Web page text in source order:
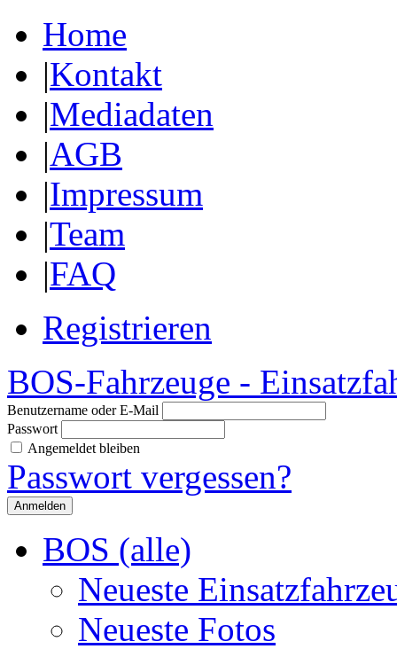
Home
|Kontakt
|Mediadaten
|AGB
|Impressum
|Team
|FAQ
Registrieren
BOS-Fahrzeuge -
Benutzername oder E-Mail
Passwort
Angemeldet bleiben
Passwort vergessen?
BOS (alle)
Neueste
Neueste Fotos